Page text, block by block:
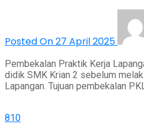
Posted On 27 April 2025
Pembekalan Praktik Kerja
didik SMK Krian 2 sebelum
Lapangan. Tujuan pembekalan
810